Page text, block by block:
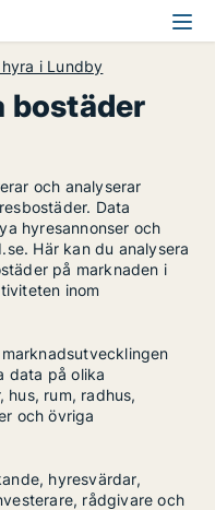
i Lundby
bostäder
och analyserar
Data
hyresannonser och
Här kan du analysera
på marknaden i
inom
data på olika
hus, rum, radhus,
och övriga
hyresvärdar,
rådgivare och